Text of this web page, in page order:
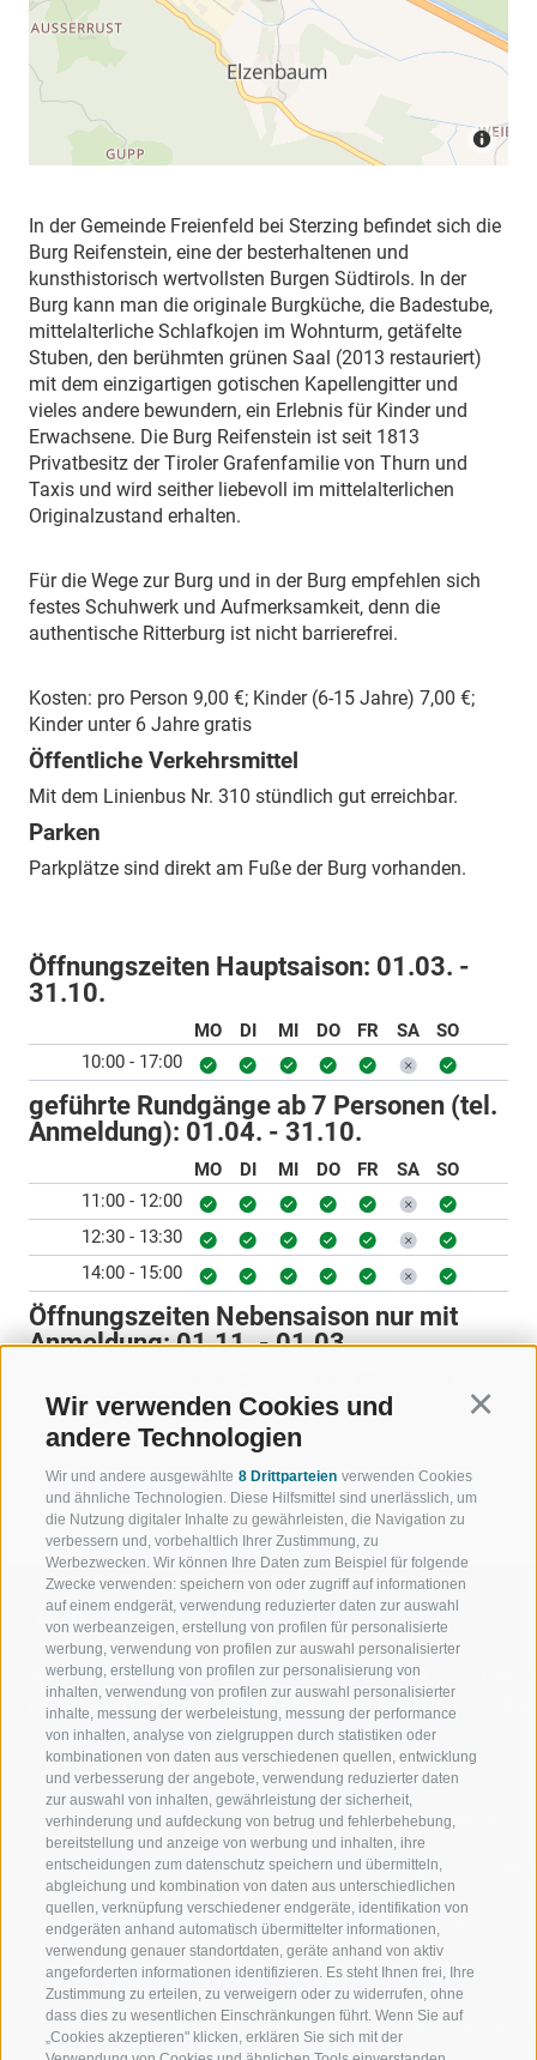
Wir verwenden Cookies und
andere Technologien
Wir und andere ausgewählte 8 Drittparteien verwenden Cookies
und ähnliche Technologien. Diese Hilfsmittel sind unerlässlich, um
die Nutzung digitaler Inhalte zu gewährleisten, die Navigation zu
verbessern und, vorbehaltlich Ihrer Zustimmung, zu
Werbezwecken. Wir können Ihre Daten zum Beispiel für folgende
Zwecke verwenden: speichern von oder zugriff auf informationen
auf einem endgerät, verwendung reduzierter daten zur auswahl
von werbeanzeigen, erstellung von profilen für personalisierte
werbung, verwendung von profilen zur auswahl personalisierter
werbung, erstellung von profilen zur personalisierung von
inhalten, verwendung von profilen zur auswahl personalisierter
inhalte, messung der werbeleistung, messung der performance
von inhalten, analyse von zielgruppen durch statistiken oder
kombinationen von daten aus verschiedenen quellen, entwicklung
und verbesserung der angebote, verwendung reduzierter daten
zur auswahl von inhalten, gewährleistung der sicherheit,
verhinderung und aufdeckung von betrug und fehlerbehebung,
bereitstellung und anzeige von werbung und inhalten, ihre
entscheidungen zum datenschutz speichern und übermitteln,
abgleichung und kombination von daten aus unterschiedlichen
quellen, verknüpfung verschiedener endgeräte, identifikation von
endgeräten anhand automatisch übermittelter informationen,
verwendung genauer standortdaten, geräte anhand von aktiv
angeforderten informationen identifizieren. Es steht Ihnen frei, Ihre
Zustimmung zu erteilen, zu verweigern oder zu widerrufen, ohne
dass dies zu wesentlichen Einschränkungen führt. Wenn Sie auf
„Cookies akzeptieren" klicken, erklären Sie sich mit der
In der Gemeinde Freienfeld bei Sterzing befindet sich die
Burg Reifenstein, eine der besterhaltenen und
kunsthistorisch wertvollsten Burgen Südtirols. In der
Burg kann man die originale Burgküche, die Badestube,
mittelalterliche Schlafkojen im Wohnturm, getäfelte
Stuben, den berühmten grünen Saal (2013 restauriert)
mit dem einzigartigen gotischen Kapellengitter und
vieles andere bewundern, ein Erlebnis für Kinder und
Erwachsene. Die Burg Reifenstein ist seit 1813
Privatbesitz der Tiroler Grafenfamilie von Thurn und
Taxis und wird seither liebevoll im mittelalterlichen
Originalzustand erhalten.
Für die Wege zur Burg und in der Burg empfehlen sich
festes Schuhwerk und Aufmerksamkeit, denn die
authentische Ritterburg ist nicht barrierefrei.
Kosten: pro Person 9,00 €; Kinder (6-15 Jahre) 7,00 €;
Kinder unter 6 Jahre gratis
Öffentliche Verkehrsmittel
Mit dem Linienbus Nr. 310 stündlich gut erreichbar.
Parken
Parkplätze sind direkt am Fuße der Burg vorhanden.
Öffnungszeiten Hauptsaison: 01.03. -
31.10.
MO DI MI DO FR SA
SO
10:00 - 17:00
geführte Rundgänge ab 7 Personen (tel.
Anmeldung): 01.04. - 31.10.
MO DI MI DO FR SA
SO
11:00 - 12:00
12:30 - 13:30
14:00 - 15:00
Öffnungszeiten Nebensaison nur mit
Anmeldung:01.11. - 01.03.
10:00 - 15:00
ZURÜCK
WILLKOMMEN IN DER
FERIENREGION RATSCHINGS
JAUFENTAL
RATSCHINGS
RIDNAUNTAL
BERGBAHNEN
SKISCHULE RATSCHINGS
LUISL'S SKISCHULE IN RATSCHINGS
SPORT UND
MENGE
SKIFAHREN
WANDERN
HOCHALPINE
BIKEN
LANGLAUFEN